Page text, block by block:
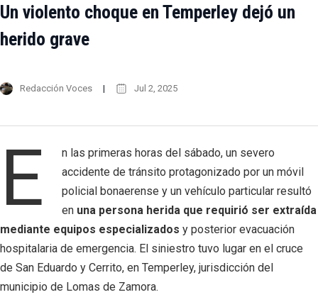
Un violento choque en Temperley dejó un
herido grave
Redacción Voces Jul 2, 2025
E
n las primeras horas del sábado, un severo
accidente de tránsito protagonizado por un móvil
policial bonaerense y un vehículo particular resultó
en una persona herida que requirió ser extraída
mediante equipos especializados y posterior evacuación
hospitalaria de emergencia. El siniestro tuvo lugar en el cruce
de San Eduardo y Cerrito, en Temperley, jurisdicción del
municipio de Lomas de Zamora.